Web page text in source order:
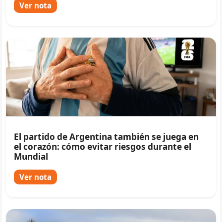
Ver nota
El partido de Argentina también se juega en
el corazón: cómo evitar riesgos durante el
Mundial
Ver nota